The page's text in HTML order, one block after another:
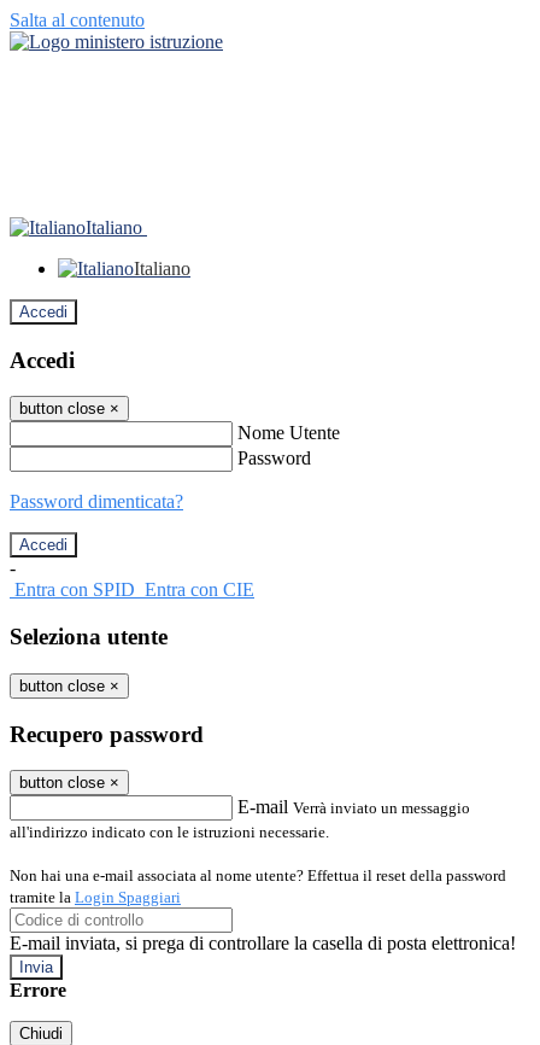
Salta al contenuto
Italiano
Italiano
Accedi
Accedi
button close ×
Nome Utente
Password
Password dimenticata?
-
Entra con SPID Entra con CIE
Seleziona utente
button close ×
Recupero password
button close ×
E-mail Verrà inviato un messaggio
all'indirizzo indicato con le istruzioni necessarie.
Non hai una e-mail associata al nome utente? Effettua il reset della password
tramite la Login Spaggiari
E-mail inviata, si prega di controllare la casella di posta elettronica!
Errore
Chiudi